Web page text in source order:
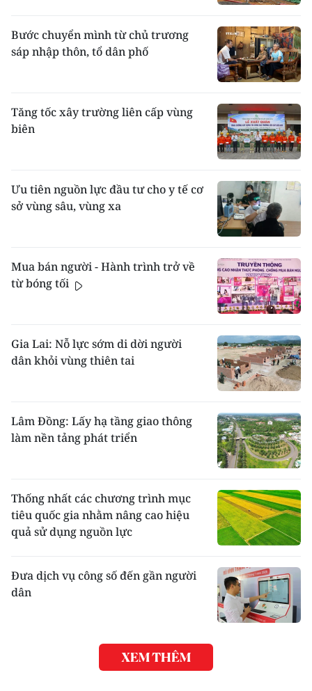
Bước chuyển mình từ chủ trương
sáp nhập thôn, tổ dân phố
Tăng tốc xây trường liên cấp vùng
biên
Ưu tiên nguồn lực đầu tư cho y tế cơ
sở vùng sâu, vùng xa
Mua bán người - Hành trình trở về
từ bóng tối
Gia Lai: Nỗ lực sớm di dời người
dân khỏi vùng thiên tai
Lâm Đồng: Lấy hạ tầng giao thông
làm nền tảng phát triển
Thống nhất các chương trình mục
tiêu quốc gia nhằm nâng cao hiệu
quả sử dụng nguồn lực
Đưa dịch vụ công số đến gần người
dân
XEM THÊM